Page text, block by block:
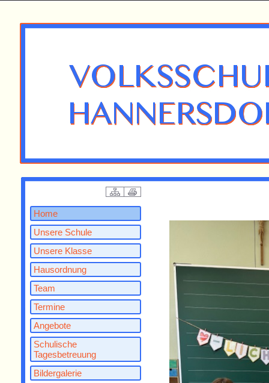
Home
Unsere Schule
Unsere Klasse
Hausordnung
Team
Termine
Angebote
Schulische
Tagesbetreuung
Bildergalerie